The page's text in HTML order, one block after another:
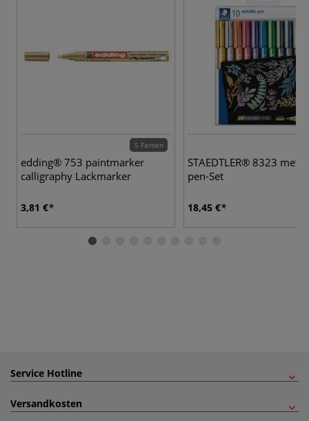
5 Farben
edding® 753 paintmarker
calligraphy Lackmarker
3,81 €
STAEDTLER® 8323
pen-Set
18,45 €
Service Hotline
Versandkosten